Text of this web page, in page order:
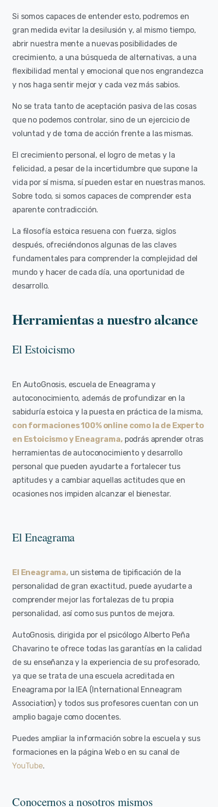
Si somos capaces de entender esto, podremos en
gran medida evitar la desilusión y, al mismo tiempo,
abrir nuestra mente a nuevas posibilidades de
crecimiento, a una búsqueda de alternativas, a una
flexibilidad mental y emocional que nos engrandezca
y nos haga sentir mejor y cada vez más sabios.
No se trata tanto de aceptación pasiva de las cosas
que no podemos controlar, sino de un ejercicio de
voluntad y de toma de acción frente a las mismas.
El crecimiento personal, el logro de metas y la
felicidad, a pesar de la incertidumbre que supone la
vida por sí misma, sí pueden estar en nuestras manos.
Sobre todo, si somos capaces de comprender esta
aparente contradicción.
La filosofía estoica resuena con fuerza, siglos
después, ofreciéndonos algunas de las claves
fundamentales para comprender la complejidad del
mundo y hacer de cada día, una oportunidad de
desarrollo.
Herramientas a nuestro alcance
El Estoicismo
En AutoGnosis, escuela de Eneagrama y
autoconocimiento, además de profundizar en la
sabiduría estoica y la puesta en práctica de la misma,
con formaciones 100% online como la de Experto
en Estoicismo y Eneagrama,podrás aprender otras
herramientas de autoconocimiento y desarrollo
personal que pueden ayudarte a fortalecer tus
aptitudes y a cambiar aquellas actitudes que en
ocasiones nos impiden alcanzar el bienestar.
El Eneagrama
El Eneagrama,un sistema de tipificación de la
personalidad de gran exactitud, puede ayudarte a
comprender mejor las fortalezas de tu propia
personalidad, así como sus puntos de mejora.
AutoGnosis, dirigida por el psicólogo Alberto Peña
Chavarino te ofrece todas las garantías en la calidad
de su enseñanza y la experiencia de su profesorado,
ya que se trata de una escuela acreditada en
Eneagrama por la IEA (International Enneagram
Association) y todos sus profesores cuentan con un
amplio bagaje como docentes.
Puedes ampliar la información sobre la escuela y sus
formaciones en la página Web o en su canal de
YouTube.
Conocernos a nosotros mismos